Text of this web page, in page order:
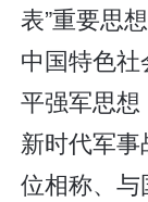
表”重要思
中国特色
平强军思
新时代军
位相称、